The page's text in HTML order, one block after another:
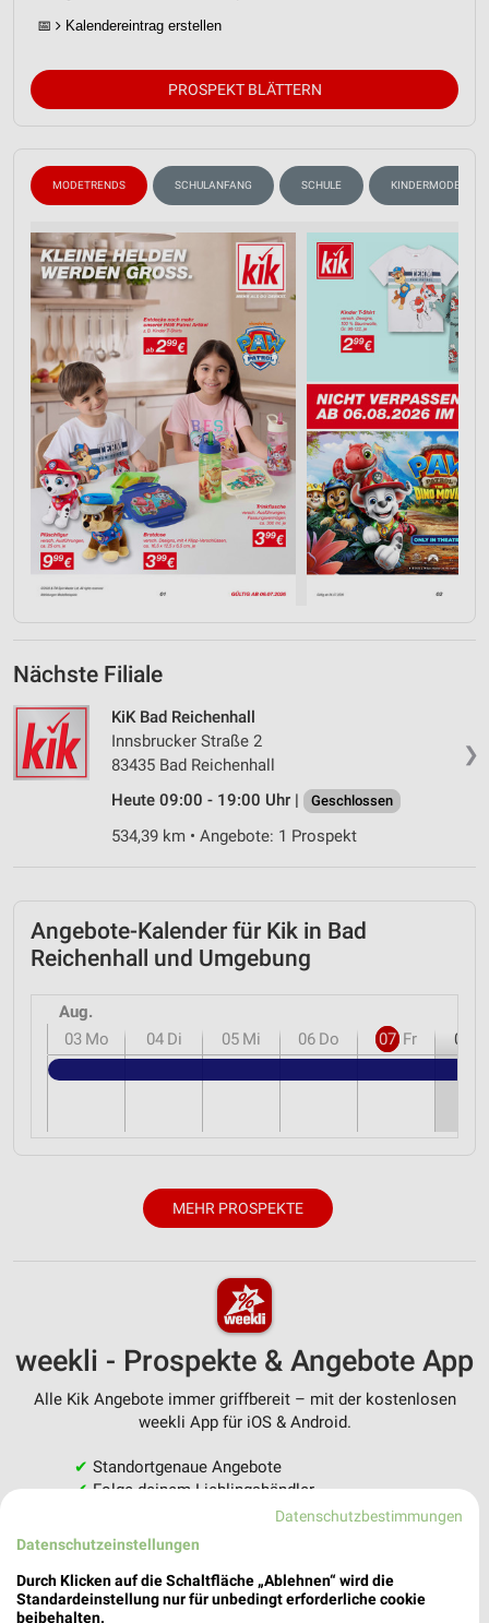
📅 Kalendereintrag erstellen
PROSPEKT BLÄTTERN
MODETRENDS SCHULANFANG SCHULE KINDERMODE &
Nächste Filiale
❯
KiK Bad Reichenhall
Innsbrucker Straße 2
83435 Bad Reichenhall
Heute 09:00 - 19:00 Uhr |
Geschlossen
534,39 km • Angebote: 1 Prospekt
Angebote-Kalender für Kik in Bad
Reichenhall und Umgebung
Aug.
03 Mo 04 Di 05 Mi 06 Do 07 Fr 08
MEHR PROSPEKTE
weekli - Prospekte & Angebote App
Alle Kik Angebote immer griffbereit – mit der kostenlosen
weekli App für iOS & Android.
✔ Standortgenaue Angebote
✔Folge deinem Lieblingshändler
Push-Benachrichtigungen bei neuen Prospekten
✔
Einkaufsliste - Einkauf stressfrei planen
JETZT LADEN UND SPAREN!
Datenschutzbestimmungen
Datenschutzeinstellungen
Durch Klicken auf die Schaltfläche „Ablehnen“ wird die
Standardeinstellung nur für unbedingt erforderliche cookie
beibehalten.